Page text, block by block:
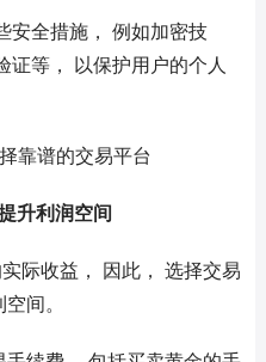
安全措施， 例如加密技
证等， 以保护用户的个人
升利润空间
际收益， 因此， 选择交易
间。